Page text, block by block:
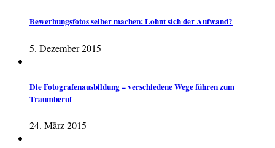
Bewerbungsfotos selber machen: Lohnt sich der Aufwand?
5. Dezember 2015
Die Fotografenausbildung – verschiedene Wege führen zum
Traumberuf
24. März 2015